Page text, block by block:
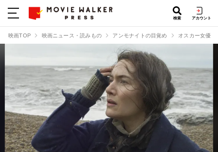
検索 アカウント
映画TOP 映画ニュース・読みもの アンモナイトの目覚め オスカー女優